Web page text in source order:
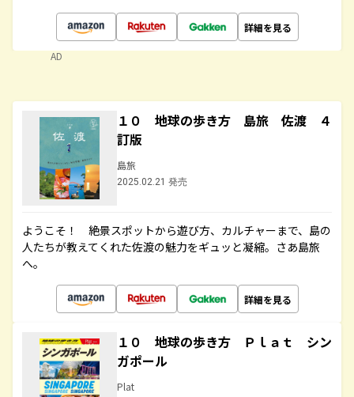
詳細を見る
AD
１０ 地球の歩き方 島旅 佐渡 ４
訂版
島旅
2025.02.21 発売
ようこそ！ 絶景スポットから遊び方、カルチャーまで、島の
人たちが教えてくれた佐渡の魅力をギュッと凝縮。さあ島旅
へ。
詳細を見る
１０ 地球の歩き方 Ｐｌａｔ シン
ガポール
Plat